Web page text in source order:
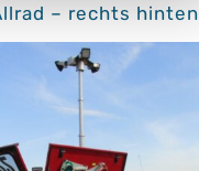
– rechts hinten